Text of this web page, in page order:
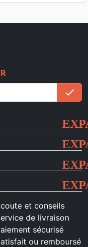
check
et conseils
de livraison
sécurisé
ou remboursé